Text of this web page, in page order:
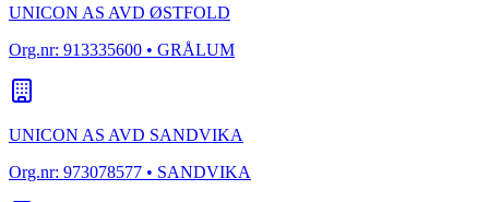
UNICON AS AVD ØSTFOLD
Org.nr: 913335600 • GRÅLUM
UNICON AS AVD SANDVIKA
Org.nr: 973078577 • SANDVIKA